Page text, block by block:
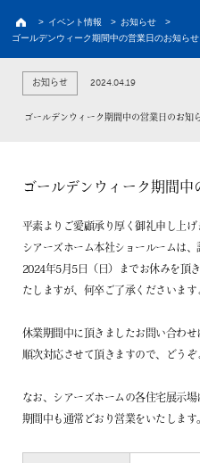
建築実例 お客様の声・家の外
新築プラン 価格と間取り
ラインナップ
イベント情報
初めての家づくり
建売情報
企業情報
> イベント情報 > お知らせ
>
ゴールデンウィーク期間中の営業日のお知らせ
お知らせ 2024.04.19
ゴールデンウィーク期間中の営業日のお知
ゴールデンウィーク期間中
平素よりご愛顧承り厚く御礼申し上げ
シアーズホーム本社ショールームは
2024年5月5日（日）までお休みを頂
たしますが、何卒ご了承くださいます
休業期間中に頂きましたお問い合わ
順次対応させて頂きますので、どうぞ
なお、シアーズホームの各住宅展示
期間中も通常どおり営業をいたします